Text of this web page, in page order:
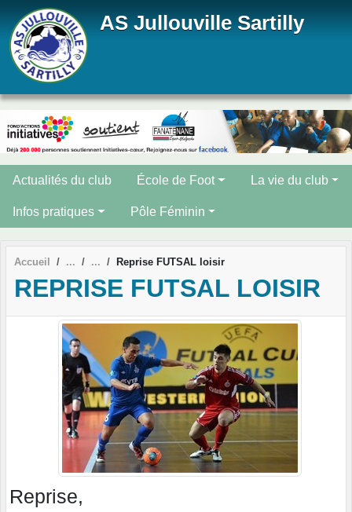
AS Jullouville Sartilly
Actualités du club École de Foot La vie du club
Infos pratiques Pôle Féminin
Accueil Reprise FUTSAL loisir
REPRISE FUTSAL LOISIR
Reprise,
Panneau de gestion des cookies